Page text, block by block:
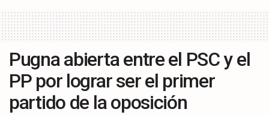
Pugna abierta entre el PSC y el
PP por lograr ser el primer
partido de la oposición